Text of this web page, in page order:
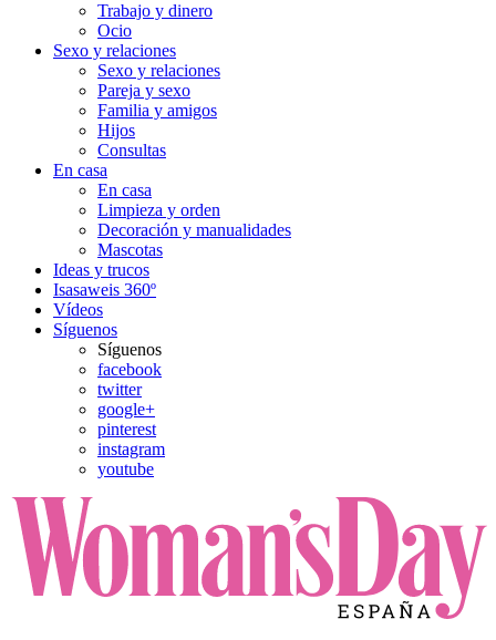
Trabajo y dinero
Ocio
Sexo y relaciones
Sexo y relaciones
Pareja y sexo
Familia y amigos
Hijos
Consultas
En casa
En casa
Limpieza y orden
Decoración y manualidades
Mascotas
Ideas y trucos
Isasaweis 360º
Vídeos
Síguenos
Síguenos
facebook
twitter
google+
pinterest
instagram
youtube